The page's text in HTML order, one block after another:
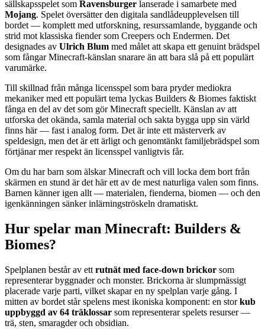
sällskapsspelet som Ravensburger lanserade i samarbete med
Mojang. Spelet översätter den digitala sandlådeupplevelsen till
bordet — komplett med utforskning, resurssamlande, byggande och
strid mot klassiska fiender som Creepers och Endermen. Det
designades av Ulrich Blum med målet att skapa ett genuint brädspel
som fångar Minecraft-känslan snarare än att bara slå på ett populärt
varumärke.
Till skillnad från många licensspel som bara pryder mediokra
mekaniker med ett populärt tema lyckas Builders & Biomes faktiskt
fånga en del av det som gör Minecraft speciellt. Känslan av att
utforska det okända, samla material och sakta bygga upp sin värld
finns här — fast i analog form. Det är inte ett mästerverk av
speldesign, men det är ett ärligt och genomtänkt familjebrädspel som
förtjänar mer respekt än licensspel vanligtvis får.
Om du har barn som älskar Minecraft och vill locka dem bort från
skärmen en stund är det här ett av de mest naturliga valen som finns.
Barnen känner igen allt — materialen, fienderna, biomen — och den
igenkänningen sänker inlärningströskeln dramatiskt.
Hur spelar man Minecraft: Builders &
Biomes?
Spelplanen består av ett rutnät med face-down brickor som
representerar byggnader och monster. Brickorna är slumpmässigt
placerade varje parti, vilket skapar en ny spelplan varje gång. I
mitten av bordet står spelens mest ikoniska komponent: en storkub
uppbyggd av 64 träklossar som representerar spelets resurser —
trä, sten, smaragder och obsidian.